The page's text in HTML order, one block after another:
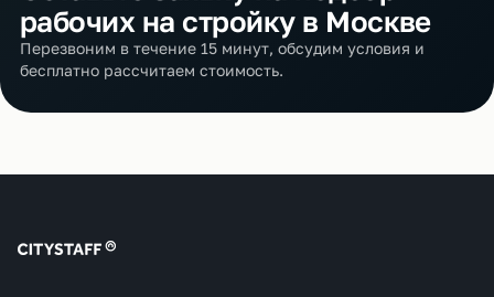
рабочих на стройку в Москве
Перезвоним в течение 15 минут, обсудим условия и
бесплатно рассчитаем стоимость.